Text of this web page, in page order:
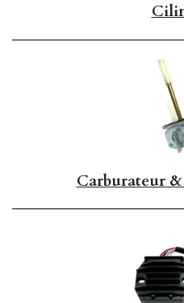
Carburateur